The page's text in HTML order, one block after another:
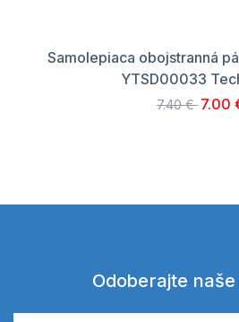
Samolepiaca obojstranná
YTSD00033
7.40 € 7.00
Odoberajte